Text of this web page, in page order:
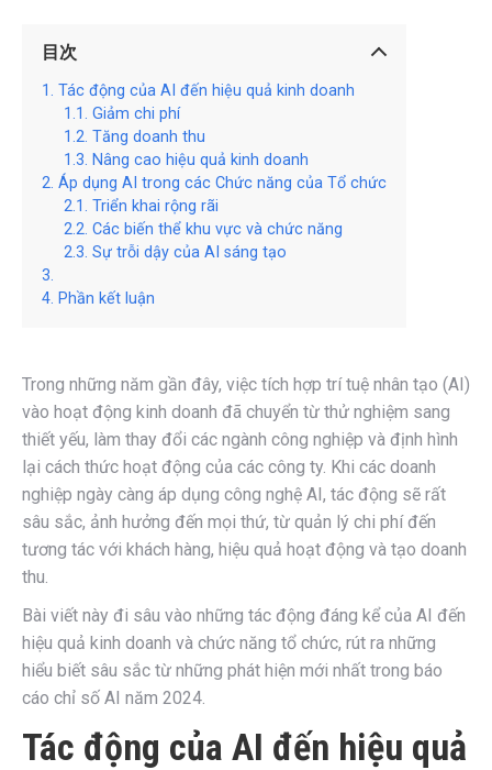
目次
Tác động của AI đến hiệu quả kinh doanh
Giảm chi phí
Tăng doanh thu
Nâng cao hiệu quả kinh doanh
Áp dụng AI trong các Chức năng của Tổ chức
Triển khai rộng rãi
Các biến thể khu vực và chức năng
Sự trỗi dậy của AI sáng tạo
Phần kết luận
Trong những năm gần đây, việc tích hợp trí tuệ nhân tạo (AI)
vào hoạt động kinh doanh đã chuyển từ thử nghiệm sang
thiết yếu, làm thay đổi các ngành công nghiệp và định hình
lại cách thức hoạt động của các công ty. Khi các doanh
nghiệp ngày càng áp dụng công nghệ AI, tác động sẽ rất
sâu sắc, ảnh hưởng đến mọi thứ, từ quản lý chi phí đến
tương tác với khách hàng, hiệu quả hoạt động và tạo doanh
thu.
Bài viết này đi sâu vào những tác động đáng kể của AI đến
hiệu quả kinh doanh và chức năng tổ chức, rút ra những
hiểu biết sâu sắc từ những phát hiện mới nhất trong báo
cáo chỉ số AI năm 2024.
Tác động của AI đến hiệu quả